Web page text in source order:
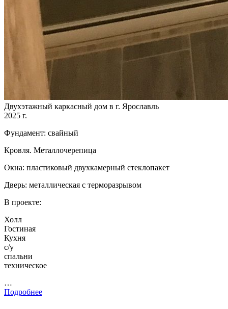
Двухэтажный каркасный дом в г. Ярославль
2025 г.
Фундамент: свайный
Кровля. Металлочерепица
Окна: пластиковый двухкамерный стеклопакет
Дверь: металлическая с терморазрывом
В проекте:
Холл
Гостиная
Кухня
с/у
спальни
техническое
…
Подробнее